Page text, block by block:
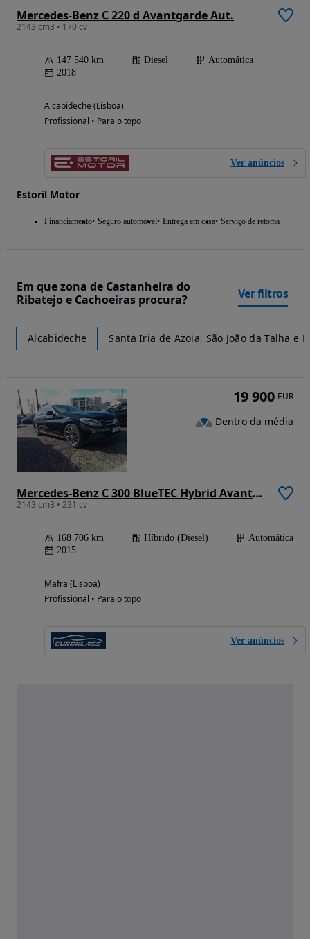
Mercedes-Benz C 220 d Avantgarde Aut.
2143 cm3 • 170 cv
147 540 km Diesel
Automática
2018
Alcabideche (Lisboa)
Profissional • Para o topo
Ver anúncios
Estoril Motor
Financiamento Seguro automóvel Entrega em casa Serviço de retoma
Em que zona de Castanheira do
Ribatejo e Cachoeiras procura?
Ver filtros
Alcabideche Santa Iria de Azoia, São João da Talha e
Mercedes-Benz C 300 BlueTEC Hybrid Avantgarde +
2143 cm3 • 231 cv
168 706 km Híbrido (Diesel)
Automática
2015
Mafra (Lisboa)
Profissional • Para o topo
Ver anúncios
19 900 EUR
Dentro da média